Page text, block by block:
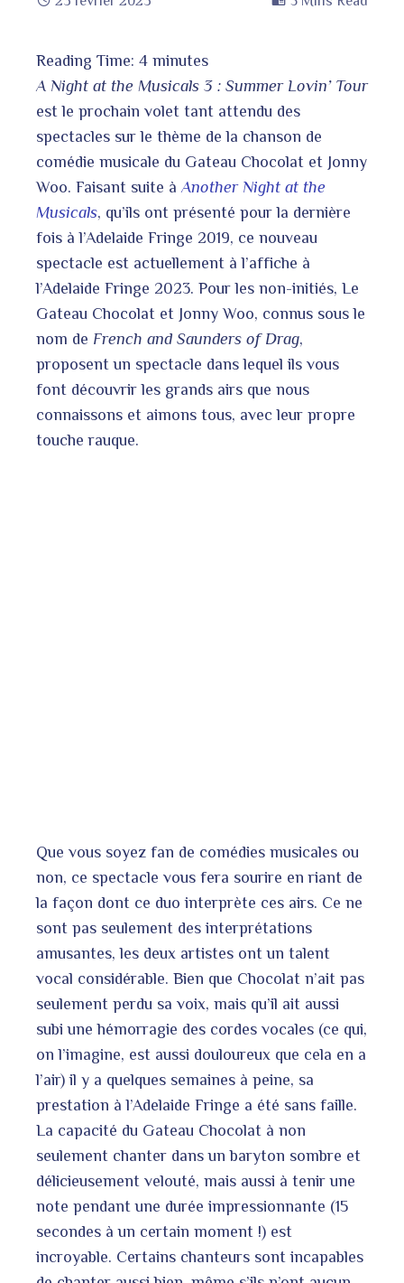
Reading Time: 4 minutes
A Night at the Musicals 3 : Summer Lovin’ Tour
est le prochain volet tant attendu des
spectacles sur le thème de la chanson de
comédie musicale du Gateau Chocolat et Jonny
Woo. Faisant suite àAnother Night at the
Musicals, qu’ils ont présenté pour la dernière
fois à l’Adelaide Fringe 2019, ce nouveau
spectacle est actuellement à l’affiche à
l’Adelaide Fringe 2023. Pour les non-initiés, Le
Gateau Chocolat et Jonny Woo, connus sous le
nom de French and Saunders of Drag,
proposent un spectacle dans lequel ils vous
font découvrir les grands airs que nous
connaissons et aimons tous, avec leur propre
touche rauque.
Que vous soyez fan de comédies musicales ou
non, ce spectacle vous fera sourire en riant de
la façon dont ce duo interprète ces airs. Ce ne
sont pas seulement des interprétations
amusantes, les deux artistes ont un talent
vocal considérable. Bien que Chocolat n’ait pas
seulement perdu sa voix, mais qu’il ait aussi
subi une hémorragie des cordes vocales (ce qui,
on l’imagine, est aussi douloureux que cela en a
l’air) il y a quelques semaines à peine, sa
prestation à l’Adelaide Fringe a été sans faille.
La capacité du Gateau Chocolat à non
seulement chanter dans un baryton sombre et
délicieusement velouté, mais aussi à tenir une
note pendant une durée impressionnante (15
secondes à un certain moment !) est
incroyable. Certains chanteurs sont incapables